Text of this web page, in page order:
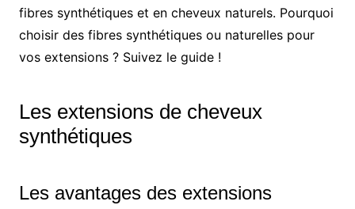
fibres synthétiques et en cheveux naturels. Pourquoi
choisir des fibres synthétiques ou naturelles pour
vos extensions ? Suivez le guide !
Les extensions de cheveux
synthétiques
Les avantages des extensions